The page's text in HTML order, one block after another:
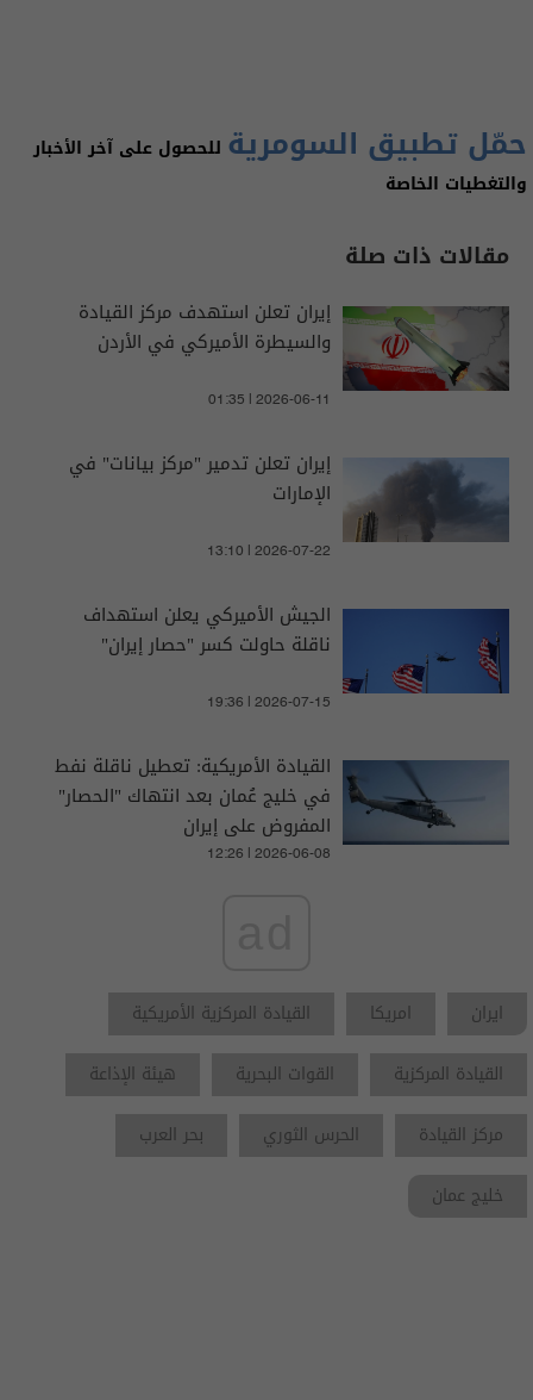
حمّل تطبيق السومرية للحصول على آخر الأخبار
والتغطيات الخاصة
مقالات ذات صلة
إيران تعلن استهدف مركز القيادة
والسيطرة الأميركي في الأردن
01:35 | 2026-06-11
إيران تعلن تدمير "مركز بيانات" في
الإمارات
13:10 | 2026-07-22
الجيش الأميركي يعلن استهداف
ناقلة حاولت كسر "حصار إيران"
19:36 | 2026-07-15
القيادة الأمريكية: تعطيل ناقلة نفط
في خليج عُمان بعد انتهاك "الحصار"
المفروض على إيران
12:26 | 2026-06-08
ايران امريكا
القيادة المركزية الأمريكية
القيادة المركزية
القوات البحرية
هيئة الإذاعة
مركز القيادة
الحرس الثوري
بحر العرب
خليج عمان